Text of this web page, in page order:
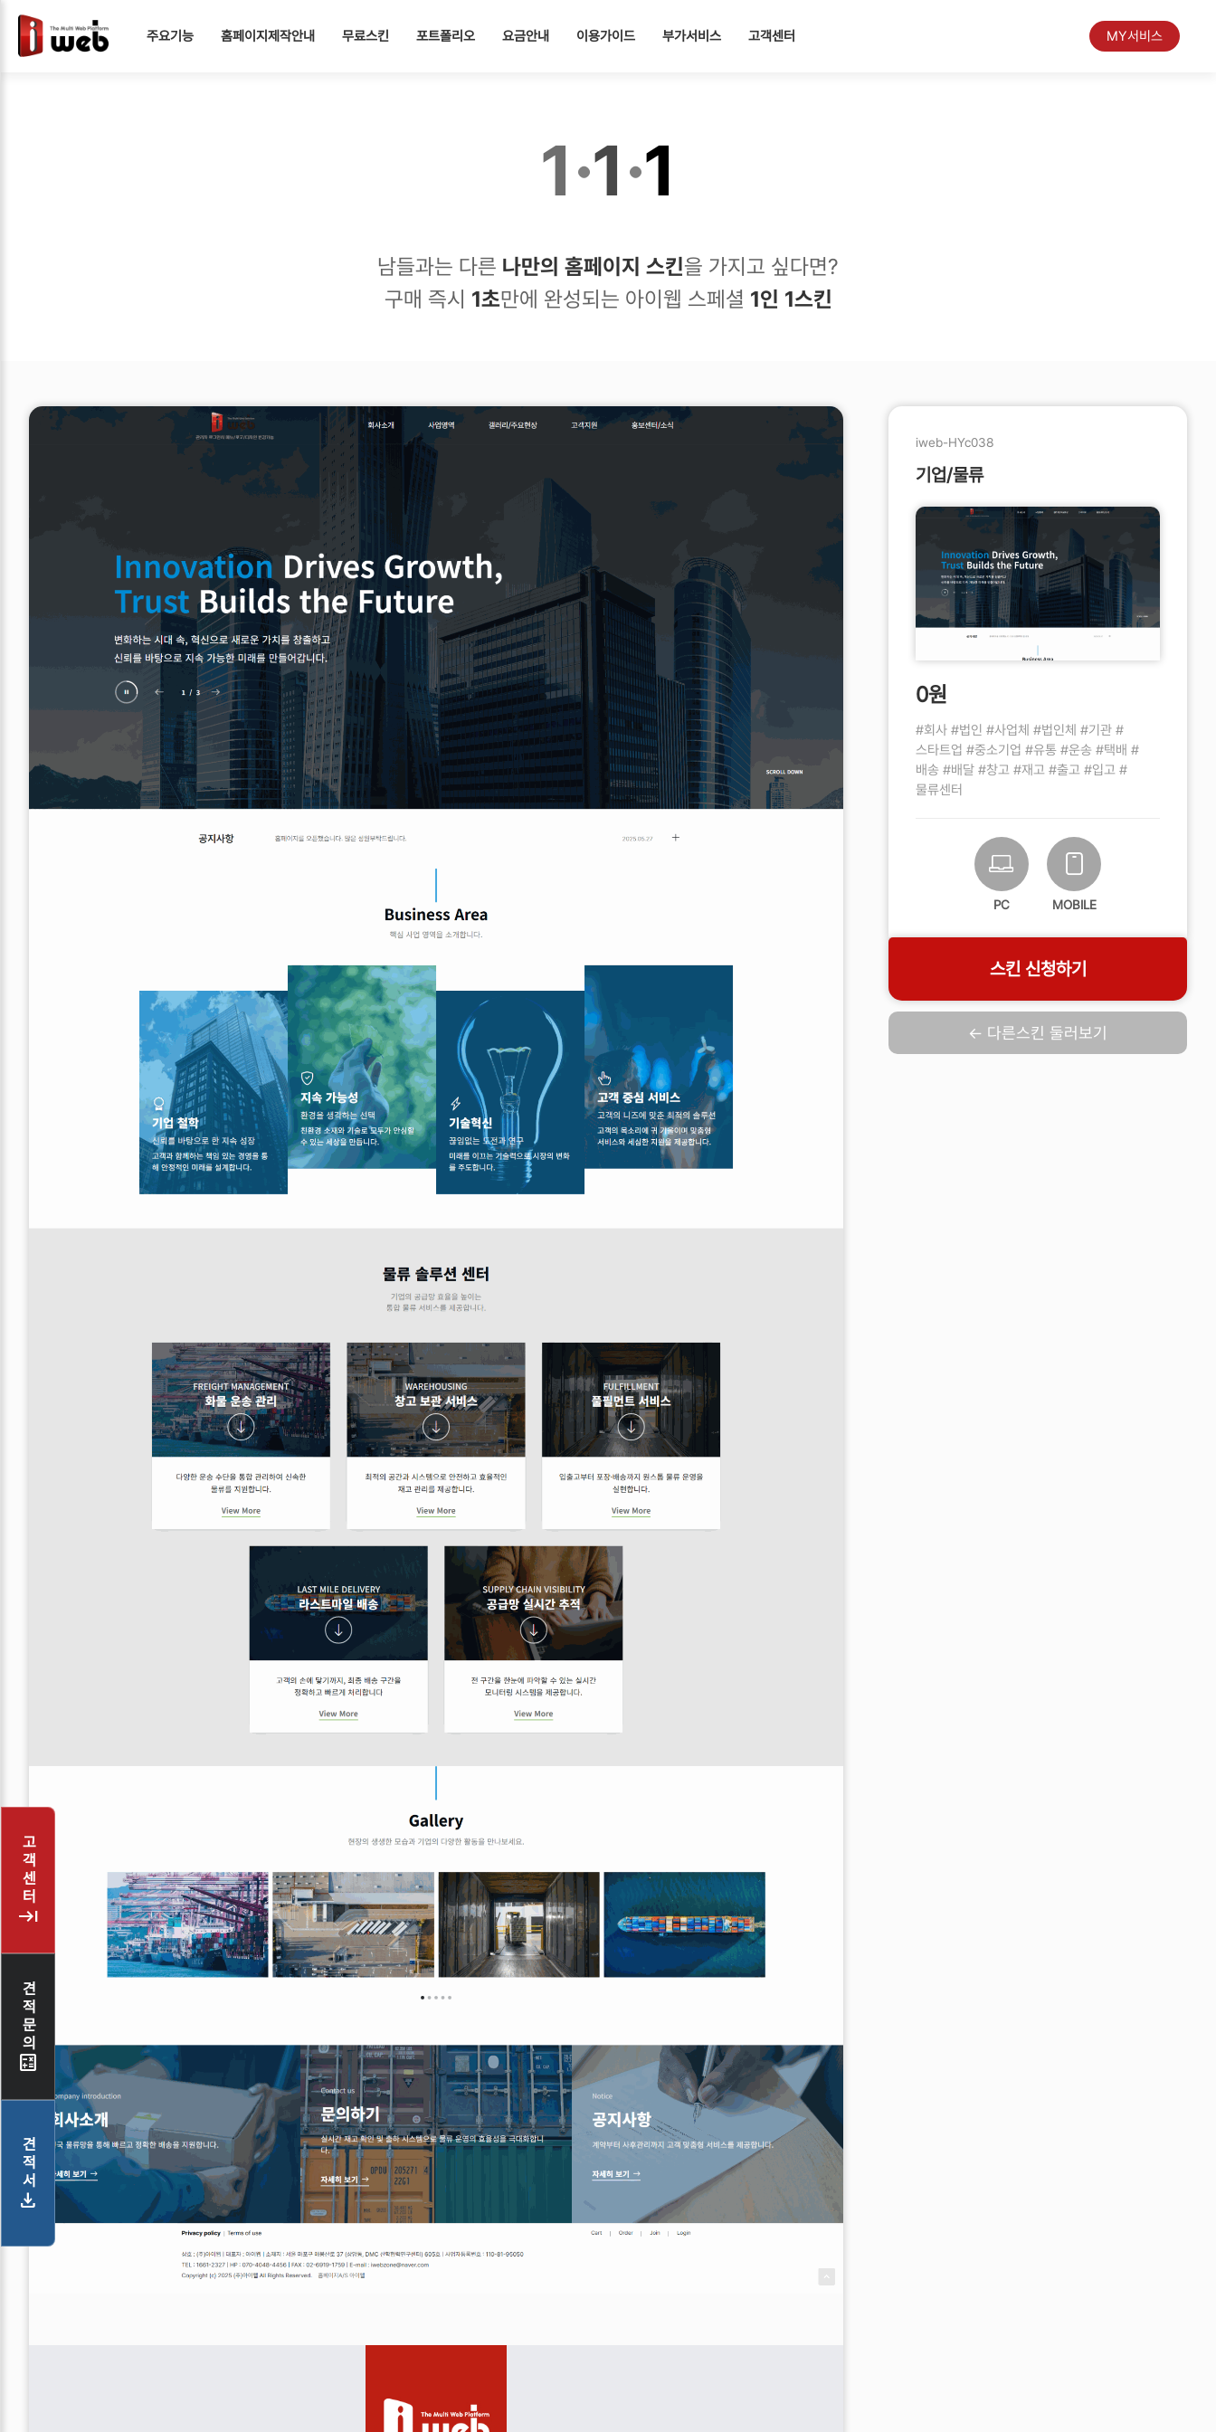
주요기능 홈페이지제작안내 무료스킨 포트폴리오 요금안내 이용가이드 부가서비스 고객센터 MY서비스
고객센터
keyboard_tab
견적문의
calculate
견적서
download
1·1·1
남들과는 다른 나만의 홈페이지 스킨을 가지고 싶다면?
구매 즉시 1초만에 완성되는 아이웹 스페셜 1인 1스킨
iweb-HYc038
기업/물류
0원
#회사 #법인 #사업체 #법인체 #기관 #
스타트업 #중소기업 #유통 #운송 #택배 #
배송 #배달 #창고 #재고 #출고 #입고 #
물류센터
PC MOBILE
스킨 신청하기
← 다른스킨 둘러보기